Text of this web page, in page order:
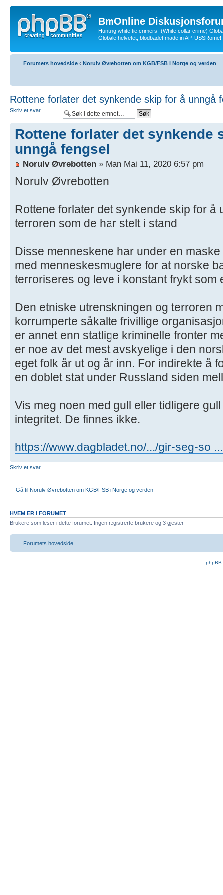
BmOnline
Hunting white tie crimers- (White collar crime)
Globale helvetet, blodbadet made in AP, USSRome!
Forumets hovedside ‹ Norulv Øvrebotten om KGB/FSB i Norge og verden
Rottene forlater det synkende skip for å unngå
Skriv et svar
Rottene forlater det synkende
unngå fengsel
Norulv Øvrebotten » Man Mai 11, 2020 6:57 pm
Norulv Øvrebotten
Rottene forlater det synkende skip for å
terroren som de har stelt i stand
Disse menneskene har under en
med menneskesmuglere for at norske
terroriseres og leve i konstant frykt som
Den etniske utrenskningen og terroren
korrumperte såkalte frivillige
er annet enn statlige kriminelle fronter
er noe av det mest avskyelige i den
eget folk år ut og år inn. For indirekte å
en doblet stat under Russland siden
Vis meg noen med gull eller tidligere
integritet. De finnes ikke.
https://www.dagbladet.no/.../gir-seg-so
Skriv et svar
Gå til Norulv Øvrebotten om KGB/FSB i Norge og verden
HVEM ER I FORUMET
Brukere som leser i dette forumet: Ingen registrerte brukere og 3 gjester
Forumets hovedside